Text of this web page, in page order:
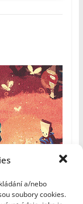
a/nebo
soubory cookies.